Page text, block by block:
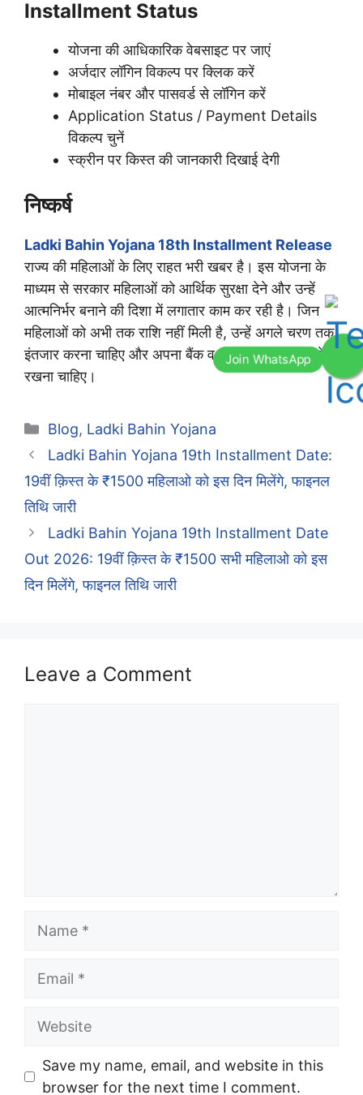
Installment Status
योजना की आधिकारिक वेबसाइट पर जाएं
अर्जदार लॉगिन विकल्प पर क्लिक करें
मोबाइल नंबर और पासवर्ड से लॉगिन करें
Application Status / Payment Details
विकल्प चुनें
स्क्रीन पर किस्त की जानकारी दिखाई देगी
निष्कर्ष
Ladki Bahin Yojana 18th Installment Release
राज्य की महिलाओं के लिए राहत भरी खबर है। इस योजना के
माध्यम से सरकार महिलाओं को आर्थिक सुरक्षा देने और उन्हें
आत्मनिर्भर बनाने की दिशा में लगातार काम कर रही है। जिन
महिलाओं को अभी तक राशि नहीं मिली है, उन्हें अगले चरण तक
इंतजार करना चाहिए और अपना बैंक व eKYC विवरण अपडेट
रखना चाहिए।
Categories
Blog, Ladki Bahin Yojana
Ladki Bahin Yojana 19th Installment Date:
19वीं क़िस्त के ₹1500 महिलाओ को इस दिन मिलेंगे, फाइनल
तिथि जारी
Ladki Bahin Yojana 19th Installment Date
Out 2026: 19वीं क़िस्त के ₹1500 सभी महिलाओ को इस
दिन मिलेंगे, फाइनल तिथि जारी
Leave a Comment
Name
Email
Website
Save my name, email, and website in this
browser for the next time I comment.